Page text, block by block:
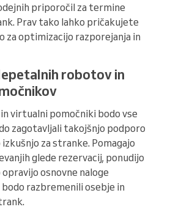
priporočil za termine
Prav tako lahko pričakujete
za optimizacijo razporejanja in
robotov in
virtualni pomočniki bodo vse
zagotavljali takojšnjo podporo
za stranke. Pomagajo
glede rezervacij, ponudijo
osnovne naloge
razbremenili osebje in